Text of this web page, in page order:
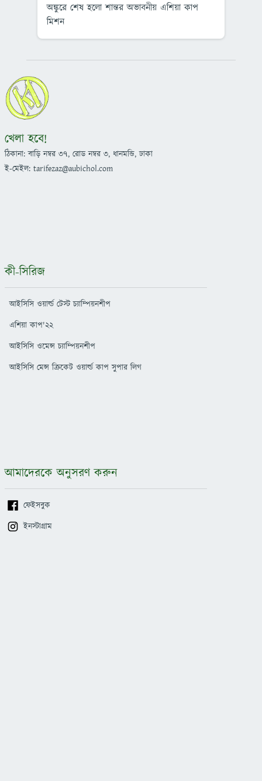
অঙ্কুরে শেষ হলো শান্তর অভাবনীয় এশিয়া কাপ
মিশন
খেলা হবে!
ঠিকানা: বাড়ি নম্বর ৩৭, রোড নম্বর ৩, ধানমন্ডি, ঢাকা
ই-মেইল: tarifezaz@aubichol.com
কী-সিরিজ
আইসিসি ওয়ার্ল্ড টেস্ট চ্যাম্পিয়নশীপ
এশিয়া কাপ'২২
আইসিসি ওমেন্স চ্যাম্পিয়নশীপ
আইসিসি মেন্স ক্রিকেট ওয়ার্ল্ড কাপ সুপার লিগ
আমাদেরকে অনুসরণ করুন
ফেইসবুক
ইনস্টাগ্রাম